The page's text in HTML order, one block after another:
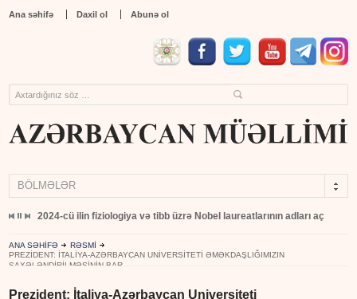
Ana səhifə Daxil ol Abunə ol
BÖLMƏLƏR
2024-cü ilin fiziologiya və tibb üzrə Nobel laureatlarının adları açıqlandı
ANA SƏHİFƏ
RƏSMİ
PREZIDENT: İTALIYA-AZƏRBAYCAN UNIVERSITETI ƏMƏKDAŞLIĞIMIZIN
ŞAXƏLƏNDIRILMƏSININ BAR...
Prezident: İtaliya-Azərbaycan Universiteti